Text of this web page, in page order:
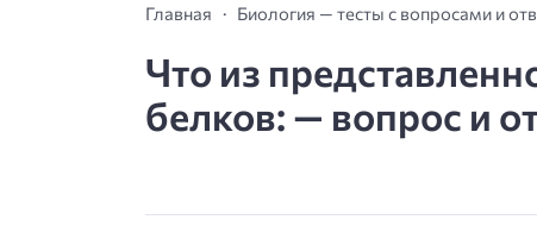
Главная Биология — тесты с вопросами и
Что из
белков: — вопрос и